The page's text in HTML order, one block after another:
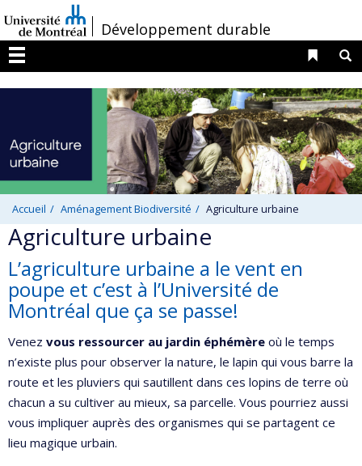
au
contenu
/Développement durable
Menu
Liens
Accueil Aménagement Biodiversité Agriculture urbaine
Agriculture urbaine
L’agriculture urbaine a le vent en
poupe et c’est à l’Université de
Montréal que ça se passe!
Venez vous ressourcer au jardin éphémère où le temps
n’existe plus pour observer la nature, le lapin qui vous barre la
route et les pluviers qui sautillent dans ces lopins de terre où
chacun a su cultiver au mieux, sa parcelle. Vous pourriez aussi
vous impliquer auprès des organismes qui se partagent ce
lieu magique urbain.